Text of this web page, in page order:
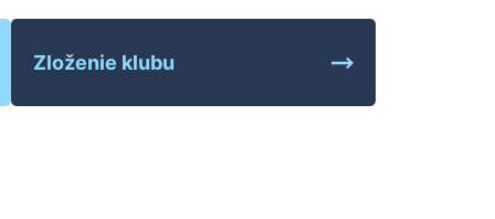
Zloženie klubu